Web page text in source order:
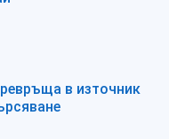
в източник